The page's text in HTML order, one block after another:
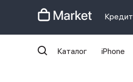
Кредит
Каталог iPhone